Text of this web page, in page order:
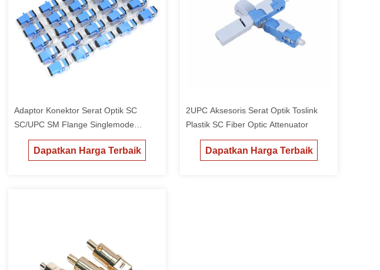
Adaptor Konektor Serat Optik SC
SC/UPC SM Flange Singlemode
Simplex SC-SC APC Coupler
Dapatkan Harga Terbaik
2UPC Aksesoris Serat Optik Toslink
Plastik SC Fiber Optic Attenuator
Dapatkan Harga Terbaik